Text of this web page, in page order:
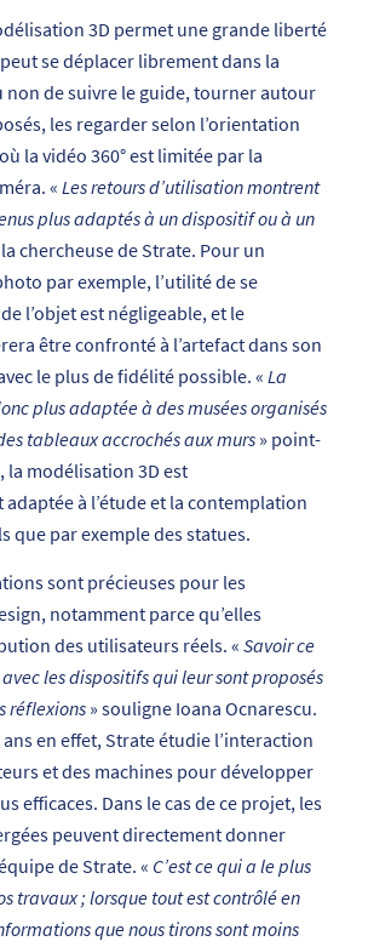
3D permet une grande liberté
se déplacer librement dans la
non de suivre le guide, tourner autour
les regarder selon l’orientation
la vidéo 360° est limitée par la
« Les retours d’utilisation montrent
plus adaptés à un dispositif ou à un
chercheuse de Strate. Pour un
par exemple, l’utilité de se
l’objet est négligeable, et le
être confronté à l’artefact dans son
le plus de fidélité possible. « La
plus adaptée à des musées organisés
tableaux accrochés aux murs» point-
la modélisation 3D est
à l’étude et la contemplation
que par exemple des statues.
sont précieuses pour les
notamment parce qu’elles
des utilisateurs réels. « Savoir ce
les dispositifs qui leur sont proposés
réflexions» souligne Ioana Ocnarescu.
en effet, Strate étudie l’interaction
et des machines pour développer
efficaces. Dans le cas de ce projet, les
peuvent directement donner
de Strate. « C’est ce qui a le plus
travaux ; lorsque tout est contrôlé en
que nous tirons sont moins